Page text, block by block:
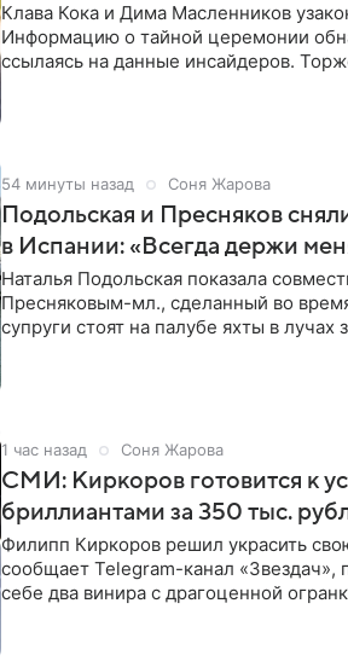
Клава Кока и Дима Масленников
Информацию о тайной церемонии
ссылаясь на данные инсайдеров.
54 минуты назад Соня Жарова
Подольская и Пресняков
в Испании: «Всегда держи
Наталья Подольская показала
Пресняковым-мл., сделанный во
супруги стоят на палубе яхты в лучах
1 час назад Соня Жарова
СМИ: Киркоров готовится к
бриллиантами за 350 тыс.
Филипп Киркоров решил украсить
сообщает Telegram-канал «Звездач»,
себе два винира с драгоценной